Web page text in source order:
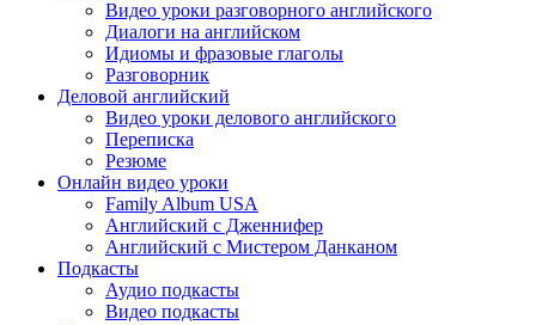
Видео уроки разговорного английского
Диалоги на английском
Идиомы и фразовые глаголы
Разговорник
Деловой английский
Видео уроки делового английского
Переписка
Резюме
Онлайн видео уроки
Family Album USA
Английский с Дженнифер
Английский с Мистером Данканом
Подкасты
Аудио подкасты
Видео подкасты